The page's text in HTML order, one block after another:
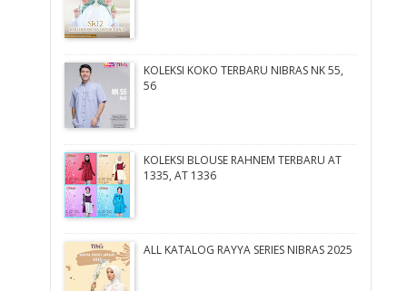
KOLEKSI KOKO TERBARU NIBRAS NK 55,
56
KOLEKSI BLOUSE RAHNEM TERBARU AT
1335, AT 1336
ALL KATALOG RAYYA SERIES NIBRAS 2025